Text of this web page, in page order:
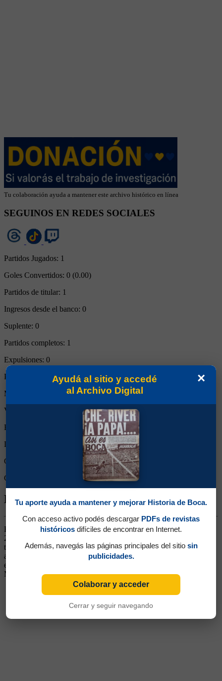
Tu colaboración ayuda a mantener este archivo histórico en línea
SEGUINOS EN REDES SOCIALES
Partidos Jugados: 1
Goles Convertidos: 0 (0.00)
Partidos de titular: 1
Ingresos desde el banco: 0
Suplente: 0
Partidos completos: 1
Expulsiones: 0
Partidos reemplazado:0
Minutos Disputados:90
Victorias:
Empates:
Derrotas:
Goles de Boca:
Goles rivales:
Biografía de Omar Sebastián Pérez
Enganche. Ganó 3 títulos (Apertura 2000, Libertadores 2000 y
2001). Surgido de las Inferiores. Cerebral, talentoso y con buena
técnica, lo hizo debutar Bianchi como alternativa a Riquelme. Tuvo
algunos buenos partidos, pero no logró afirmarse. Siguió su carrera
en Banfield, Jaguares de Chiapas (México), Junior, Independiente
Medellín, Cartagena e Independiente Santa Fe (los 4 de Colombia)
×
Ayudá al sitio y accedé
al Archivo Digital
Tu aporte ayuda a mantener y mejorar Historia de Boca.
Con acceso activo podés descargar PDFs de revistas
históricos difíciles de encontrar en Internet.
Además, navegás las páginas principales del sitio sin
publicidades.
Colaborar y acceder
Cerrar y seguir navegando